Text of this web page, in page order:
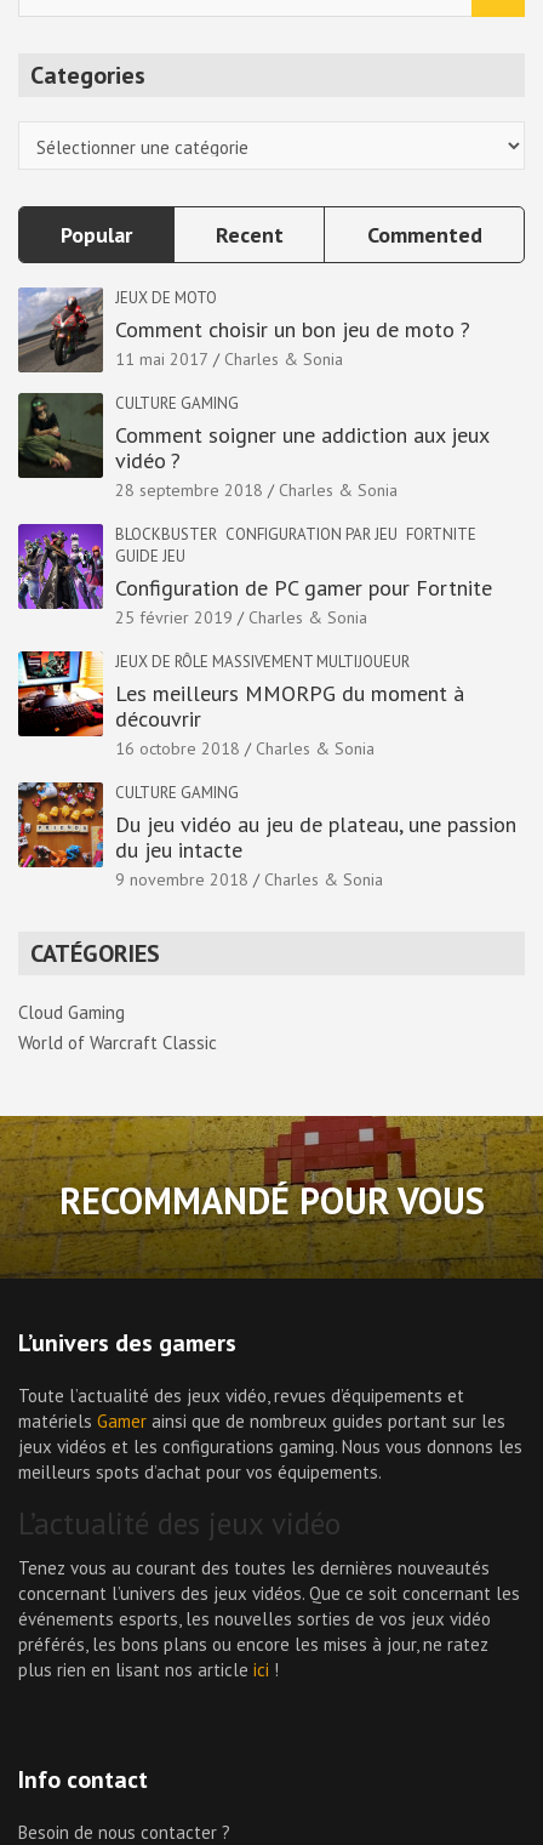
Categories
Popular Recent Commented
JEUX DE MOTO
Comment choisir un bon jeu de moto ?
11 mai 2017 Charles & Sonia
CULTURE GAMING
Comment soigner une addiction aux jeux
vidéo ?
28 septembre 2018 Charles & Sonia
BLOCKBUSTER CONFIGURATION PAR JEU FORTNITE
GUIDE JEU
Configuration de PC gamer pour Fortnite
25 février 2019 Charles & Sonia
JEUX DE RÔLE MASSIVEMENT MULTIJOUEUR
Les meilleurs MMORPG du moment à
découvrir
16 octobre 2018 Charles & Sonia
CULTURE GAMING
Du jeu vidéo au jeu de plateau, une passion
du jeu intacte
9 novembre 2018 Charles & Sonia
CATÉGORIES
Cloud Gaming
World of Warcraft Classic
RECOMMANDÉ POUR VOUS
L’univers des gamers
Toute l’actualité des jeux vidéo, revues d’équipements et
matériels Gamer ainsi que de nombreux guides portant sur les
jeux vidéos et les configurations gaming. Nous vous donnons les
meilleurs spots d’achat pour vos équipements.
L’actualité des jeux vidéo
Tenez vous au courant des toutes les dernières nouveautés
concernant l’univers des jeux vidéos. Que ce soit concernant les
événements esports, les nouvelles sorties de vos jeux vidéo
préférés, les bons plans ou encore les mises à jour, ne ratez
plus rien en lisant nos article ici !
Info contact
Besoin de nous contacter ?